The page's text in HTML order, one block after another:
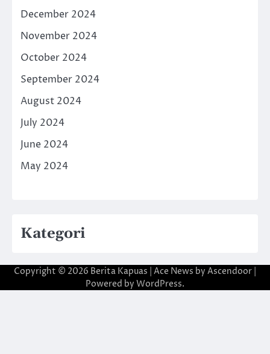
December 2024
November 2024
October 2024
September 2024
August 2024
July 2024
June 2024
May 2024
Kategori
Copyright © 2026 Berita Kapuas | Ace News by Ascendoor
Powered by WordPress.